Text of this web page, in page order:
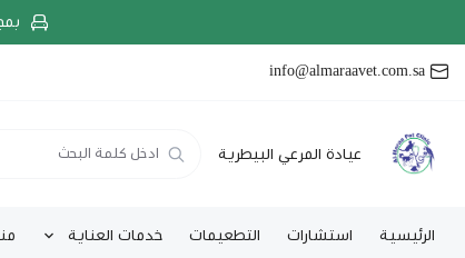
info@almaraavet.com.sa
عيادة المرعي البيطرية
الرئيسية استشارات التطعيمات خدمات العناية